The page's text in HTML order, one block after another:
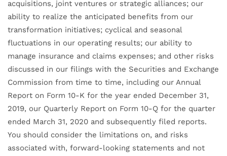
acquisitions, joint ventures or strategic alliances; our
ability to realize the anticipated benefits from our
transformation initiatives; cyclical and seasonal
fluctuations in our operating results; our ability to
manage insurance and claims expenses; and other risks
discussed in our filings with the Securities and Exchange
Commission from time to time, including our Annual
Report on Form 10-K for the year ended December 31,
2019, our Quarterly Report on Form 10-Q for the quarter
ended March 31, 2020 and subsequently filed reports.
You should consider the limitations on, and risks
associated with, forward-looking statements and not